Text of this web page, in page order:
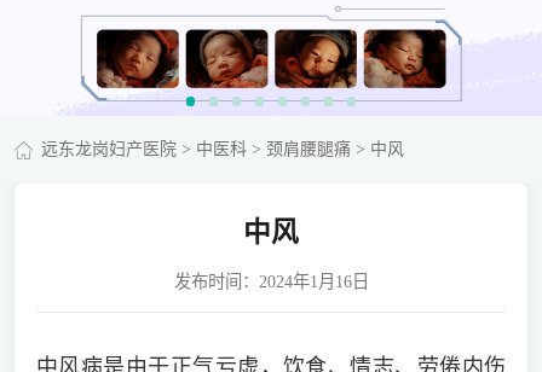
远东龙岗妇产医院> 中医科> 颈肩腰腿痛 > 中风
中风
发布时间：2024年1月16日
中风病是由于正气亏虚，饮食、情志、劳倦内伤